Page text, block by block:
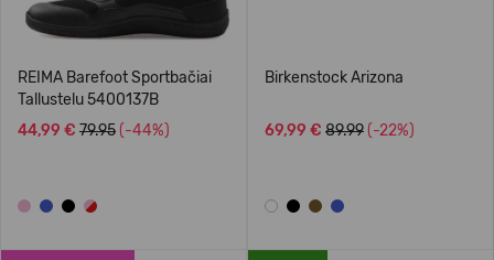
REIMA Barefoot Sportbačiai
Tallustelu 5400137B
44,99 € 79.95 (-44%)
Birkenstock Arizona
69,99 € 89.99 (-22%)